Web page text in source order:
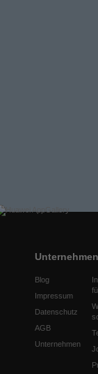
Unternehmen
Blog
Impressum
Datenschutz
AGB
Unternehmen